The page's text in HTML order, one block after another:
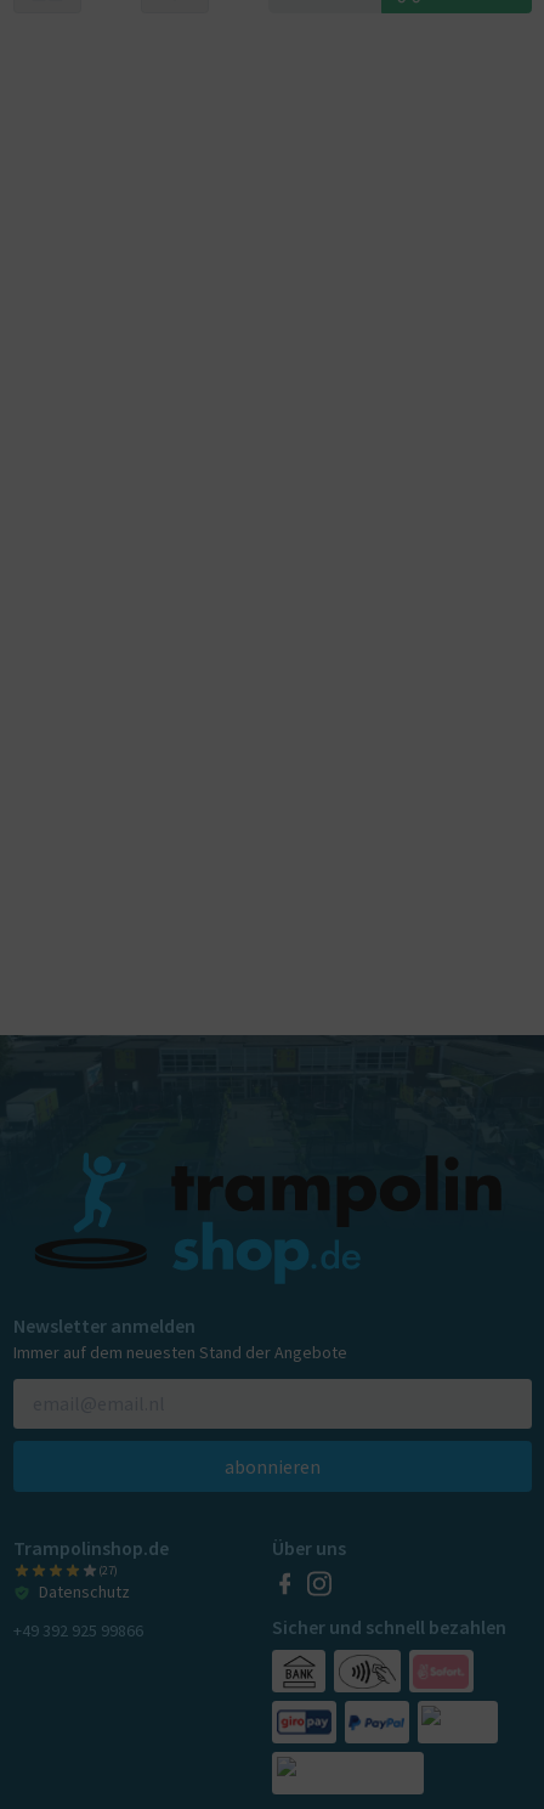
Newsletter anmelden
Immer auf dem neuesten Stand der Angebote
abonnieren
Trampolinshop.de
(27)
Datenschutz
+49 392 925 99866
Über uns
Sicher und schnell bezahlen